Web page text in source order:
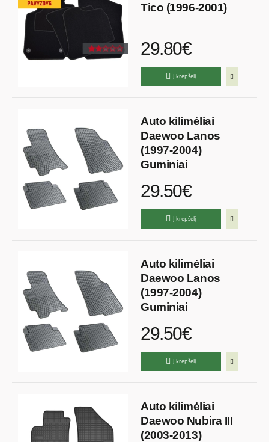
Tico (1996-2001)
29.80€
Į krepšelį
Auto kilimėliai
Daewoo Lanos
(1997-2004)
Guminiai
29.50€
Į krepšelį
Auto kilimėliai
Daewoo Lanos
(1997-2004)
Guminiai
29.50€
Į krepšelį
Auto kilimėliai
Daewoo Nubira III
(2003-2013)